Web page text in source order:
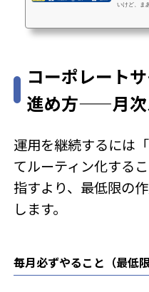
いけど、ま
につながっ
声はよく聞
に機会損失
この記事で
コーポレート
進め方——月次
運用を継続するには
てルーティン化する
指すより、最低限の
します。
毎月必ずやること（最低